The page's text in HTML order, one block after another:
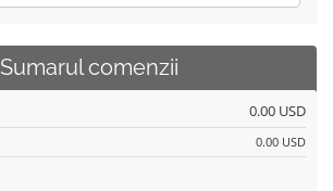
Sumarul comenzii
0.00 USD
0.00 USD